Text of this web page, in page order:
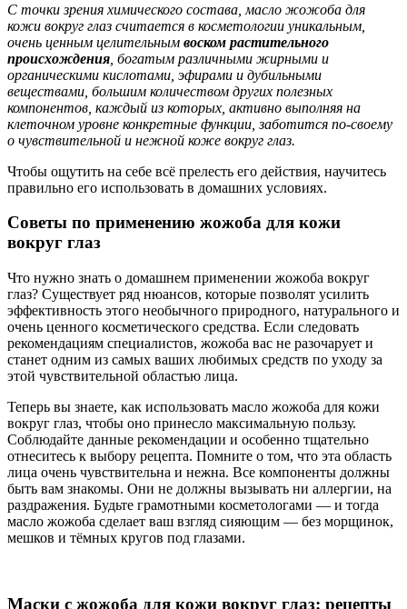
С точки зрения химического состава, масло жожоба для
кожи вокруг глаз считается в косметологии уникальным,
очень ценным целительным воском растительного
происхождения , богатым различными жирными и
органическими кислотами, эфирами и дубильными
веществами, большим количеством других полезных
компонентов, каждый из которых, активно выполняя на
клеточном уровне конкретные функции, заботится по-своему
о чувствительной и нежной коже вокруг глаз.
Чтобы ощутить на себе всё прелесть его действия, научитесь
правильно его использовать в домашних условиях.
Советы по применению жожоба для кожи
вокруг глаз
Что нужно знать о домашнем применении жожоба вокруг
глаз? Существует ряд нюансов, которые позволят усилить
эффективность этого необычного природного, натурального и
очень ценного косметического средства. Если следовать
рекомендациям специалистов, жожоба вас не разочарует и
станет одним из самых ваших любимых средств по уходу за
этой чувствительной областью лица.
Теперь вы знаете, как использовать масло жожоба для кожи
вокруг глаз, чтобы оно принесло максимальную пользу.
Соблюдайте данные рекомендации и особенно тщательно
отнеситесь к выбору рецепта. Помните о том, что эта область
лица очень чувствительна и нежна. Все компоненты должны
быть вам знакомы. Они не должны вызывать ни аллергии, на
раздражения. Будьте грамотными косметологами — и тогда
масло жожоба сделает ваш взгляд сияющим — без морщинок,
мешков и тёмных кругов под глазами.
Маски с жожоба для кожи вокруг глаз: рецепты